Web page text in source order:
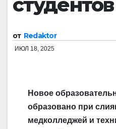
студентов
от Redaktor
ИЮЛ 18, 2025
Новое
образовано при
медколледжей и